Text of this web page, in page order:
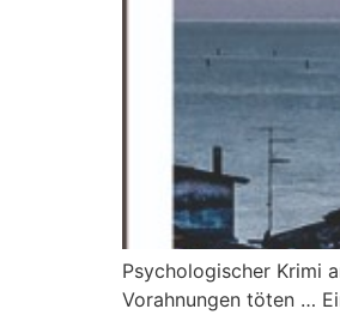
Psychologischer Krimi
Vorahnungen töten …